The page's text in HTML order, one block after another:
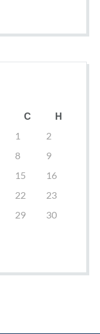
С
Н
1
2
8
9
15
16
22
23
29
30